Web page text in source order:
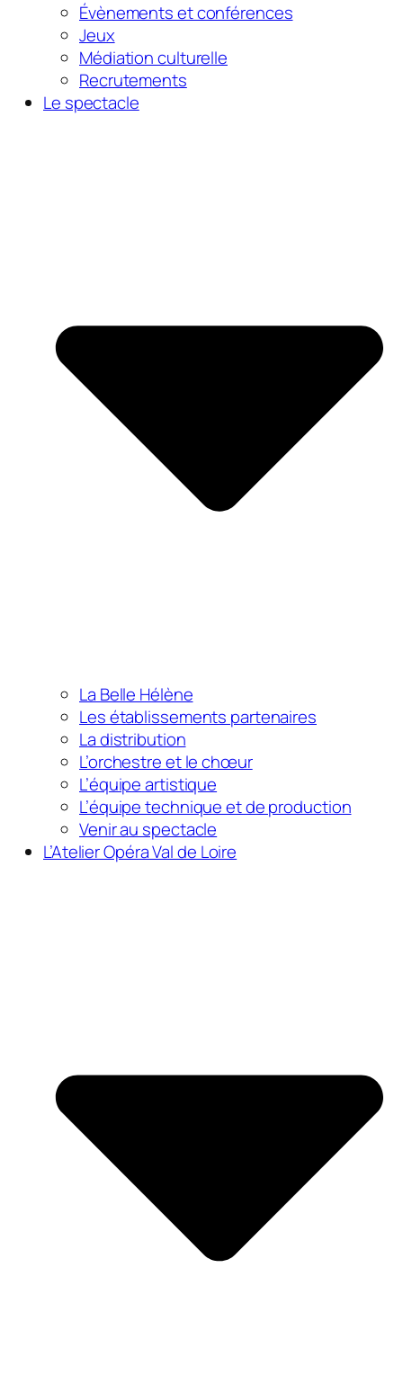
Évènements et conférences
Jeux
Médiation culturelle
Recrutements
Le spectacle
La Belle Hélène
Les établissements partenaires
La distribution
L’orchestre et le chœur
L’équipe artistique
L’équipe technique et de production
Venir au spectacle
L’Atelier Opéra Val de Loire